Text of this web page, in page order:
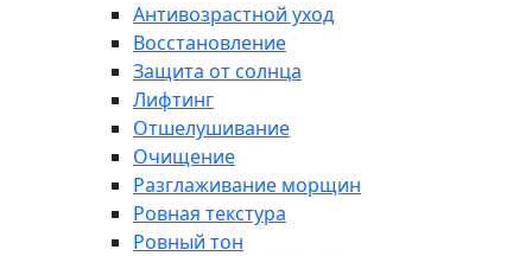
Антивозрастной уход
Восстановление
Защита от солнца
Лифтинг
Отшелушивание
Очищение
Разглаживание морщин
Ровная текстура
Ровный тон